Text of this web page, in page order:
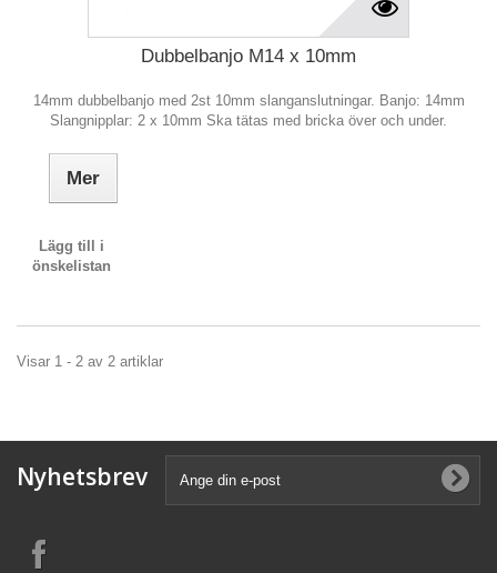
Dubbelbanjo M14 x 10mm
14mm dubbelbanjo med 2st 10mm slanganslutningar. Banjo: 14mm
Slangnipplar: 2 x 10mm Ska tätas med bricka över och under.
Mer
Lägg till i
önskelistan
Visar 1 - 2 av 2 artiklar
Nyhetsbrev